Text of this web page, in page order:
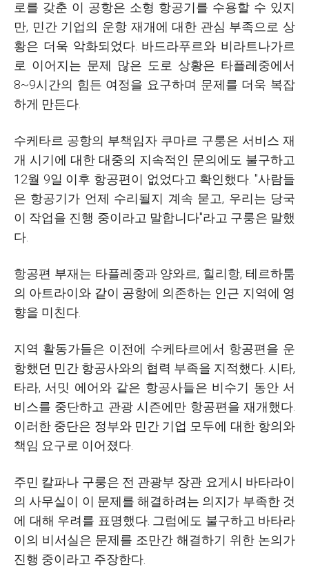
로를 갖춘 이 공항은 소형 항공기를 수용할 수 있지
만, 민간 기업의 운항 재개에 대한 관심 부족으로 상
황은 더욱 악화되었다. 바드라푸르와 비라트나가르
로 이어지는 문제 많은 도로 상황은 타플레중에서
8~9시간의 힘든 여정을 요구하며 문제를 더욱 복잡
하게 만든다.
수케타르 공항의 부책임자 쿠마르 구룽은 서비스 재
개 시기에 대한 대중의 지속적인 문의에도 불구하고
12월 9일 이후 항공편이 없었다고 확인했다. "사람들
은 항공기가 언제 수리될지 계속 묻고, 우리는 당국
이 작업을 진행 중이라고 말합니다"라고 구룽은 말했
다.
항공편 부재는 타플레중과 양와르, 힐리항, 테르하툼
의 아트라이와 같이 공항에 의존하는 인근 지역에 영
향을 미친다.
지역 활동가들은 이전에 수케타르에서 항공편을 운
항했던 민간 항공사와의 협력 부족을 지적했다. 시타,
타라, 서밋 에어와 같은 항공사들은 비수기 동안 서
비스를 중단하고 관광 시즌에만 항공편을 재개했다.
이러한 중단은 정부와 민간 기업 모두에 대한 항의와
책임 요구로 이어졌다.
주민 칼파나 구룽은 전 관광부 장관 요게시 바타라이
의 사무실이 이 문제를 해결하려는 의지가 부족한 것
에 대해 우려를 표명했다. 그럼에도 불구하고 바타라
이의 비서실은 문제를 조만간 해결하기 위한 논의가
진행 중이라고 주장한다.